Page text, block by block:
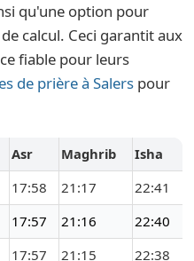
qu'une option pour
calcul. Ceci garantit aux
fiable pour leurs
de prière à Salers pour
Asr Maghrib
Isha
17:58 21:17
22:41
17:57 21:16
22:40
17:57 21:15
22:38